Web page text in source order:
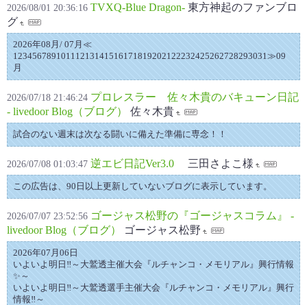
2026/08/01 20:36:16 TVXQ-Blue Dragon- 東方神起のファンブロ
グ
2026年08月/ 07月≪
12345678910111213141516171819202122232425262728293031≫09
月
2026/07/18 21:46:24 プロレスラー 佐々木貴のバキューン日記
- livedoor Blog（ブログ）
佐々木貴
試合のない週末は次なる闘いに備えた準備に専念！！
2026/07/08 01:03:47 逆エビ日記Ver3.0 三田さよこ様
この広告は、90日以上更新していないブログに表示しています。
2026/07/07 23:52:56 ゴージャス松野の『ゴージャスコラム』 -
livedoor Blog（ブログ）
ゴージャス松野
2026年07月06日
いよいよ明日‼️～大鷲透主催大会『ルチャンコ・メモリアル』興行情報
✨～
いよいよ明日‼️～大鷲透選手主催大会『ルチャンコ・メモリアル』興行
情報‼️～